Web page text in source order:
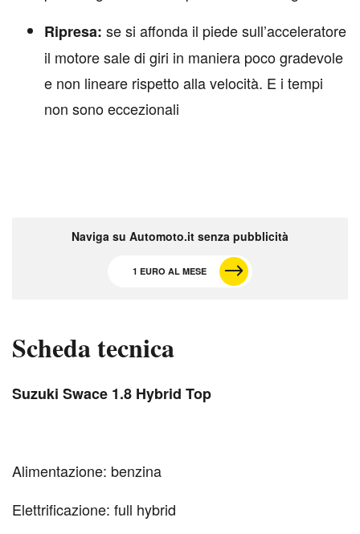
Ripresa: se si affonda il piede sull’acceleratore
il motore sale di giri in maniera poco gradevole
e non lineare rispetto alla velocità. E i tempi
non sono eccezionali
Naviga su Automoto.it senza pubblicità
1 EURO AL MESE
Scheda tecnica
Suzuki Swace 1.8 Hybrid Top
Alimentazione: benzina
Elettrificazione: full hybrid